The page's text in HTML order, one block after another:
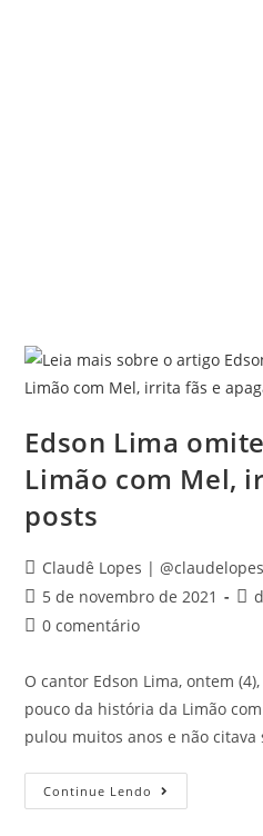
Edson Lima
Limão com Mel,
posts
Claudê Lopes |
5 de novembro de 2021
0 comentário
O cantor Edson Lima, ontem
pouco da história da Limão
pulou muitos anos e não citava
Continue Lendo